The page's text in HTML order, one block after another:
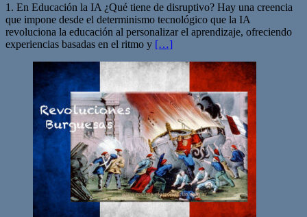
1. En Educación la IA ¿Qué tiene de disruptivo? Hay una creencia
que impone desde el determinismo tecnológico que la IA
revoluciona la educación al personalizar el aprendizaje, ofreciendo
experiencias basadas en el ritmo y […]